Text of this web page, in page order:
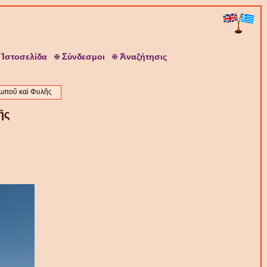
Ἱστοσελίδα Σύνδεσμοι Ἀναζήτησις
καὶ Φυλῆς